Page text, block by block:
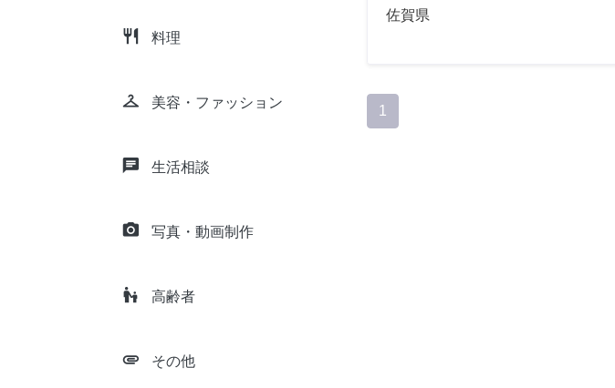
restaurant 料理
checkroom 美容・ファッション
chat 生活相談
camera_alt 写真・動画制作
escalator_warning 高齢者
attachment その他
佐賀県
1